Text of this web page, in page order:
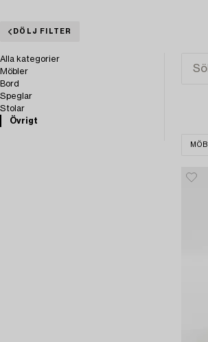
DÖLJ FILTER
Alla kategorier
Möbler
Bord
Speglar
Stolar
Övrigt